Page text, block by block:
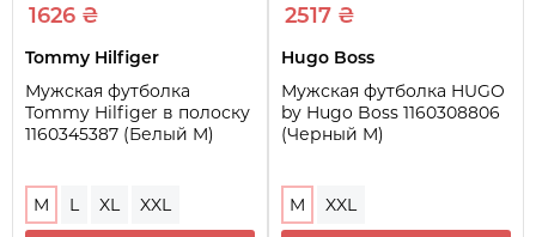
1626 ₴
Tommy Hilfiger
Мужская футболка
Tommy Hilfiger в полоску
1160345387 (Белый M)
M L XL XXL
2517 ₴
Hugo Boss
Мужская футболка HUGO
by Hugo Boss 1160308806
(Черный M)
M XXL